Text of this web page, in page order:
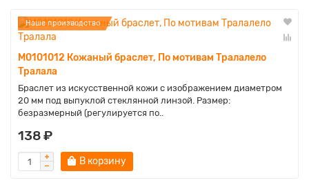
Наше производство
M0101012 Кожаный браслет, По мотивам Тралалело
Тралала
Браслет из искусственной кожи с изображением диаметром
20 мм под выпуклой стеклянной линзой. Размер:
безразмерный (регулируется по..
138 ₽
В корзину